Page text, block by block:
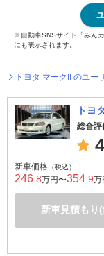
※自動車SNSサイト「みん
にも表示されます。
トヨタ マークII のユー
トヨ
総合評
新車価格 （税込）
246 .8万円〜354 .9万
新車見積もり